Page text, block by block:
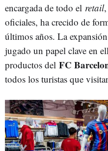
encargada de todo el retail,
oficiales, ha crecido de
últimos años. La
jugado un papel clave en
productos del FC
todos los turistas que